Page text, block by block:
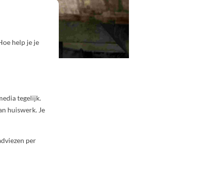
help je je
tegelijk.
huiswerk. Je
per